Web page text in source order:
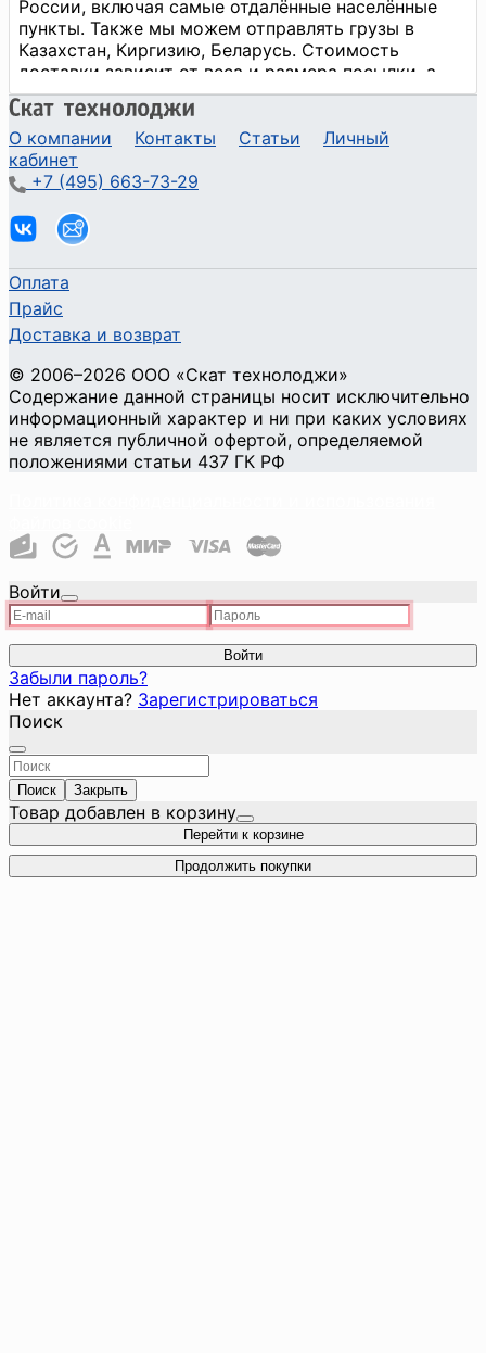
О компании Контакты Статьи
Личный
кабинет
+7 (495) 663-73-29
Оплата
Прайс
Доставка и возврат
© 2006–2026 ООО «Скат технолоджи»
Содержание данной страницы носит исключительно
информационный характер и ни при каких условиях
не является публичной офертой, определяемой
положениями статьи 437 ГК РФ
Войти
Войти
Забыли пароль?
Нет аккаунта? Зарегистрироваться
Поиск
Поиск Закрыть
Товар добавлен в корзину
Перейти к корзине
Продолжить покупки